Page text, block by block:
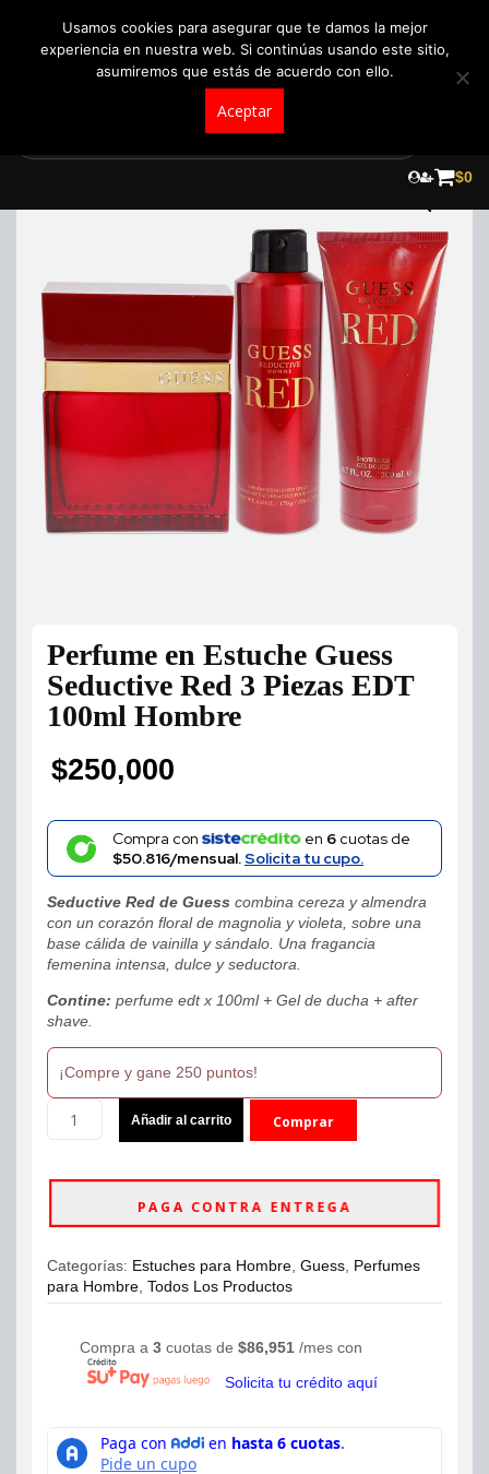
$0
Perfume en Estuche Guess
Seductive Red 3 Piezas EDT
100ml Hombre
$250,000
Compra con en 6cuotas de
$50.816/mensual.Solicita tu cupo.
Seductive Red de Guess combina cereza y almendra
con un corazón floral de magnolia y violeta, sobre una
base cálida de vainilla y sándalo. Una fragancia
femenina intensa, dulce y seductora.
Contine: perfume edt x 100ml + Gel de ducha + after
shave.
¡Compre y gane 250 puntos!
3
EDT
100ml
Añadir al carrito Comprar
PAGA CONTRA ENTREGA
Categorías: Estuches para Hombre, Guess, Perfumes
para Hombre, Todos Los Productos
Compra a 3 cuotas de $86,951 /mes con
Solicita tu crédito aquí
Usamos cookies para asegurar que te damos la mejor
experiencia en nuestra web. Si continúas usando este sitio,
asumiremos que estás de acuerdo con ello.
Aceptar